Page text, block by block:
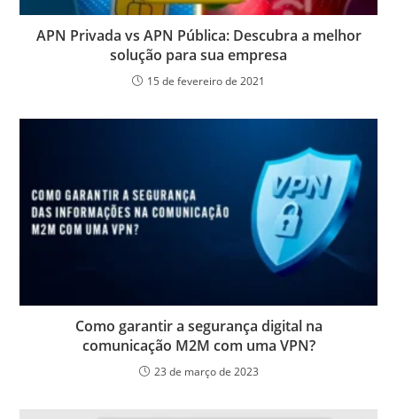
APN Privada vs APN Pública: Descubra a melhor
solução para sua empresa
15 de fevereiro de 2021
Como garantir a segurança digital na
comunicação M2M com uma VPN?
23 de março de 2023